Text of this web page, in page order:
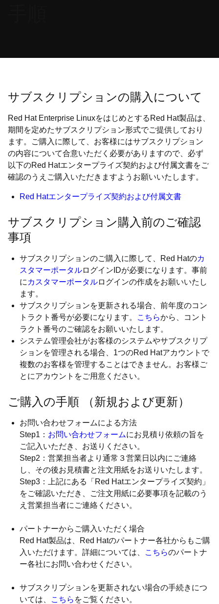
サブスクリプションの購入について
Red Hat Enterprise LinuxをはじめとするRed Hat製品は、
期間を定めたサブスクリプション形式でご提供しており
ます。ご購入に際して、お客様にはサブスクリプション
の内容について合意いただく必要がありますので、必ず
以下のRed Hatエンタープライズ契約および付属文書をご
確認のうえご購入いただきますようお願いいたします。
Red Hatエンタープライズ契約および付属文書
サブスクリプション購入前のご確認
事項
サブスクリプションのご購入に際して、Red Hatのカ
スタマーポータルログインIDが必要になります。事前
に カスタマーポータルログインの作成をお願いいたし
ます。
サブスクリプションを更新される場合、前年度のコン
トラクト番号が必要になります。
こちらから、コント
ラクト番号のご確認をお願いいたします。
システム管理会社がお客様のシステムやサブスクリプ
ションを管理される場合、1つのRed Hatアカウントで
複数のお客様を管理することはできません。お客様ご
とにアカウントをご用意ください。
ご購入の手順 （新規および更新）
お問い合わせフォームによる方法
Step1： お問い合わせフォームにお見積り依頼の旨を
ご記入いただき、お送りください。
Step2：営業担当者より通常３営業日以内にご連絡
し、その後お見積書と注文用紙をお送りいたします。
Step3：上記にある「Red Hatエンタープライズ契約」
をご確認いただき、ご注文用紙に必要事項を記載のう
え営業担当者にご連絡ください。
パートナーからご購入いただく場合
Red Hat製品は、Red Hatのパートナー各社からもご購
入いただけます。詳細については、
こちらのパートナ
ー各社にお問い合わせください。
サブスクリプションを更新されない場合の手続きにつ
いては、
こちら をご覧ください。